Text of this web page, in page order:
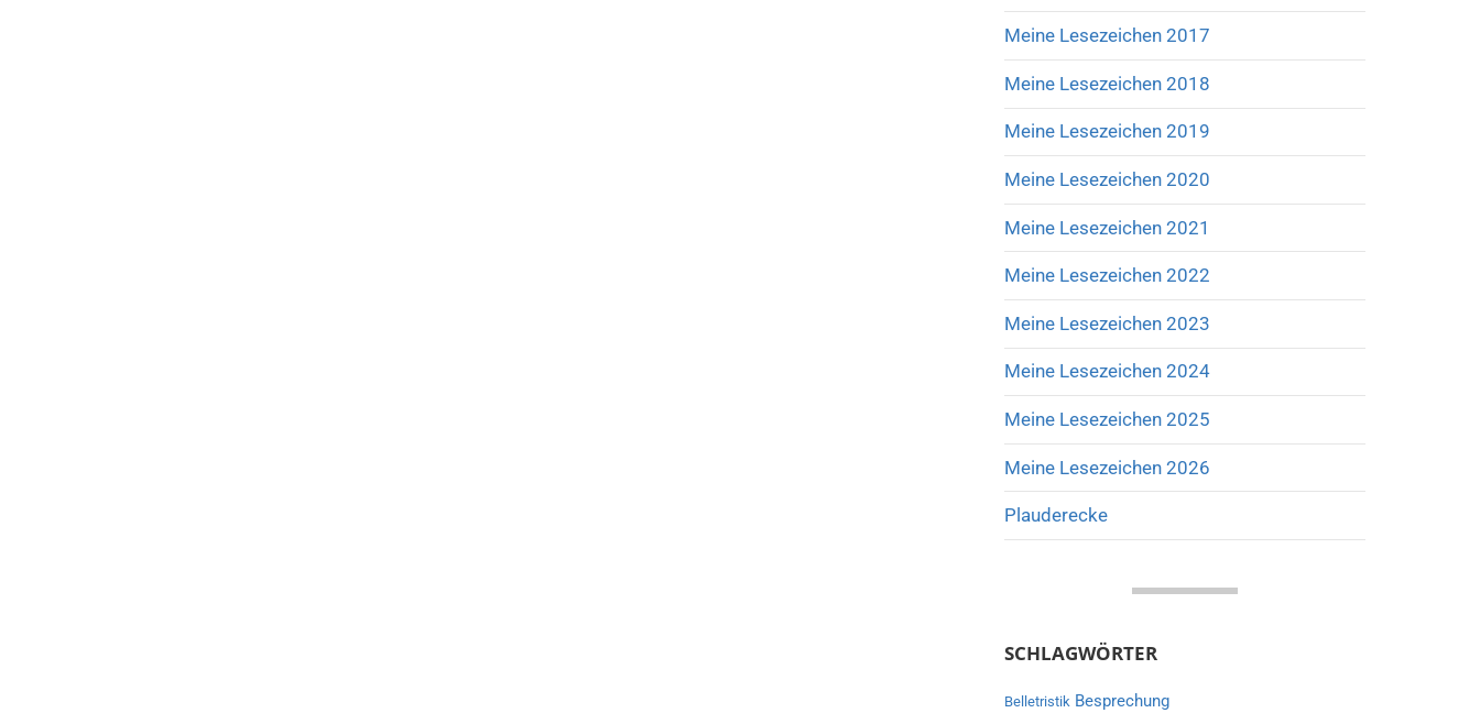
Meine Lesezeichen 2017
Meine Lesezeichen 2018
Meine Lesezeichen 2019
Meine Lesezeichen 2020
Meine Lesezeichen 2021
Meine Lesezeichen 2022
Meine Lesezeichen 2023
Meine Lesezeichen 2024
Meine Lesezeichen 2025
Meine Lesezeichen 2026
Plauderecke
SCHLAGWÖRTER
Belletristik Besprechung